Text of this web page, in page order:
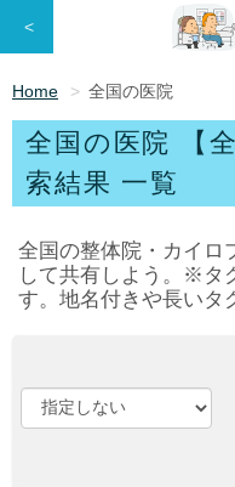
Home 全国の医院
全国の医院 【
索結果 一覧
全国の整体院・カイロ
して共有しよう。※タ
す。地名付きや長いタ
<